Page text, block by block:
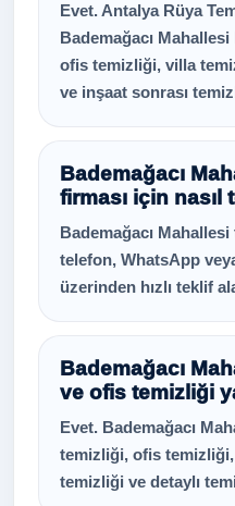
Evet. Antalya Rüya
Bademağacı
ofis temizliği, villa
ve inşaat sonrası
Bademağacı
firması için
Bademağacı
telefon, WhatsApp
üzerinden hızlı teklif
Bademağacı
ve ofis temizliği
Evet. Bademağacı
temizliği, ofis
temizliği ve detaylı